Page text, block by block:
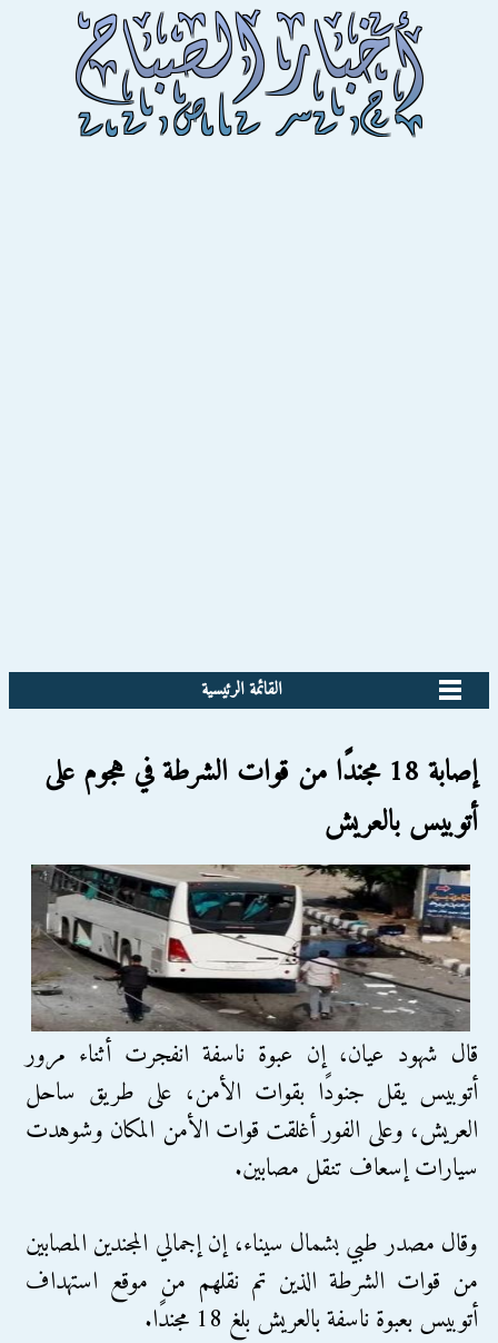
القائمة الرئيسية
إصابة 18 مجندًا من قوات الشرطة في هجوم على
أتوبيس بالعريش
قال شهود عيان، إن عبوة ناسفة انفجرت أثناء مرور
أتوبيس يقل جنودًا بقوات الأمن، على طريق ساحل
العريش، وعلى الفور أغلقت قوات الأمن المكان وشوهدت
سيارات إسعاف تنقل مصابين.
وقال مصدر طبي بشمال سيناء، إن إجمالي المجندين المصابين
من قوات الشرطة الذين تم نقلهم من موقع استهداف
أتوبيس بعبوة ناسفة بالعريش بلغ 18 مجندًا.